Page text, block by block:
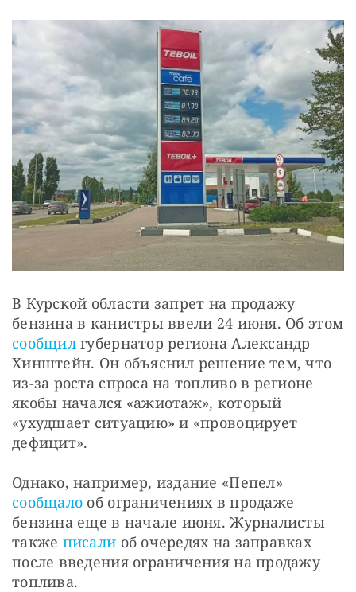
В Курской области запрет на продажу
сообщил губернатор региона Александр
Хинштейн. Он объяснил решение тем, что
из-за роста спроса на топливо в регионе
якобы начался «ажиотаж», который
«ухудшает ситуацию» и «провоцирует
дефицит».
сообщало об ограничениях в продаже
бензина еще в начале июня. Журналисты
также писали об очередях на заправках
после введения ограничения на продажу
топлива.